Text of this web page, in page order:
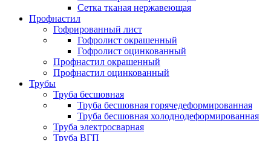
Сетка тканая нержавеющая
Профнастил
Гофрированный лист
Гофролист окрашенный
Гофролист оцинкованный
Профнастил окрашенный
Профнастил оцинкованный
Трубы
Труба бесшовная
Труба бесшовная горячедеформированная
Труба бесшовная холоднодеформированная
Труба электросварная
Труба ВГП